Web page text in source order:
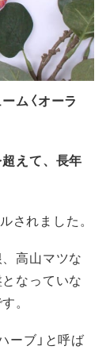
ム〈オーラ
えて、長年
されました。
高山マツな
なっていな
。
ーブ」と呼ば